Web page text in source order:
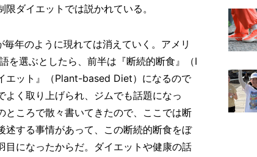
ダイエットでは説かれている。
年のように現れては消えていく。アメリ
を選ぶとしたら、前半は『断続的断食』（I
ット』（Plant-based Diet）になるので
く取り上げられ、ジムでも話題になっ
ころで散々書いてきたので、ここでは断
する事情があって、この断続的断食をぼ
目になったからだ。ダイエットや健康の話